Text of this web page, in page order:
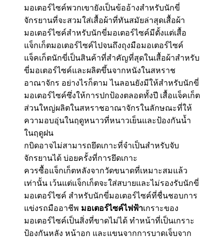
มอเตอร์ไซค์พวกเขายังเป็นข้ออ้างสำหรับนักขี่
จักรยานที่จะสวมใส่เสื้อผ้าที่ทันสมัยล่าสุดเสื้อผ้า
มอเตอร์ไซค์สำหรับนักขี่มอเตอร์ไซค์มีตั้งแต่เสื้อ
แจ็กเก็ตมอเตอร์ไซค์ไปจนถึงถุงมือมอเตอร์ไซค์
แจ็คเก็ตนักขี่เป็นสินค้าที่สำคัญที่สุดในเสื้อผ้าสำหรับ
ขี่มอเตอร์ไซค์และผลิตขึ้นจากหนังในสหราช
อาณาจักร อย่างไรก็ตาม ไนลอนยังมีให้สำหรับนักขี่
มอเตอร์ไซค์ซึ่งให้การปกป้องตลอดทั้งปี เสื้อแจ็คเก็ต
ส่วนใหญ่ผลิตในสหราชอาณาจักรในลักษณะที่ให้
ความอบอุ่นในฤดูหนาวที่หนาวเย็นและป้องกันน้ำ
ในฤดูฝน
กบิดอาจไม่สามารถยึดเกาะที่จำเป็นสำหรับจับ
จักรยานได้ บ่อยครั้งที่การยึดเกาะ
ควรซื้อแจ็กเก็ตหลังจากวัดขนาดที่เหมาะสมแล้ว
เท่านั้น เว้นแต่แจ็กเก็ตจะใส่สบายและไม่รองรับนักขี่
มอเตอร์ไซค์ สำหรับนักขี่มอเตอร์ไซค์ที่ชื่นชอบการ
แข่งรถมืออาชีพ มอเตอร์ไซค์ไฟฟ้าเกราะของ
มอเตอร์ไซค์เป็นสิ่งที่ขาดไม่ได้ ทำหน้าที่เป็นเกราะ
ป้องกันหลัง หน้าอก และแขนจากการบาดเจ็บจาก